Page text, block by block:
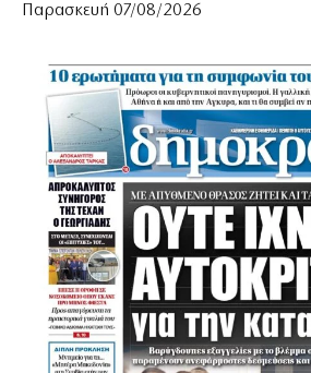
Παρασκευή 07/08/2026